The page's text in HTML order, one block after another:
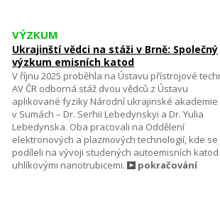
VÝZKUM
Ukrajinští vědci na stáži v Brně: Společný
výzkum emisních katod
V říjnu 2025 proběhla na Ústavu přístrojové
AV ČR odborná stáž dvou vědců z Ústavu
aplikované fyziky Národní ukrajinské akademie
v Sumách – Dr. Serhii Lebedynskyi a Dr. Yulia
Lebedynska. Oba pracovali na Oddělení
elektronových a plazmových technologií, kde se
podíleli na vývoji studených autoemisních
uhlíkovými nanotrubicemi.
pokračování